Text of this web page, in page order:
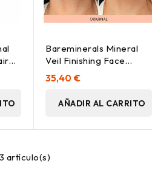
Bareminerals Mineral
Veil Finishing Face
Powder 9G
35,40 €
AÑADIR AL CARRITO
artículo(s)